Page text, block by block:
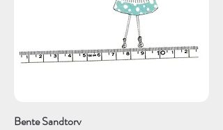
Bente Sandtorv